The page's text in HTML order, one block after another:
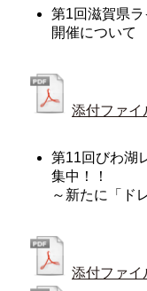
第1回滋賀県
開催について
添付ファイ
第11回びわ湖
集中！！
～新たに「ド
添付ファイ